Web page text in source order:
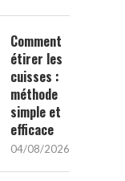
Comment
étirer les
cuisses :
méthode
simple et
efficace
04/08/2026